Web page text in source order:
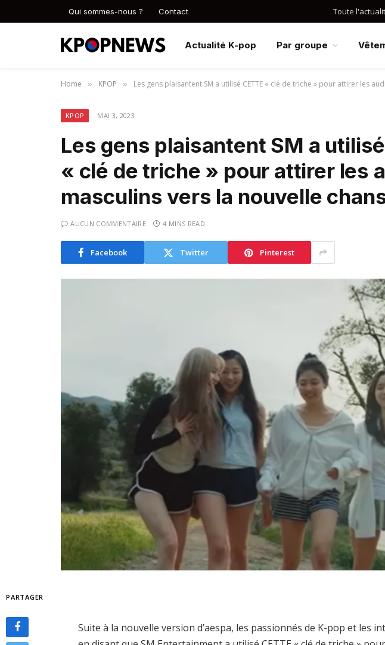
Qui sommes-nous ? Contact Toute
Actualité K-pop Par groupe
Home » KPOP » Les gens plaisantent SM a utilisé CETTE « clé de triche » pour attirer les
KPOP MAI 3, 2023
Les gens plaisantent SM a
« clé de triche » pour attirer les
masculins vers la nouvelle
AUCUN COMMENTAIRE 4 MINS READ
Facebook Twitter Pinterest
PARTAGER
Suite à la nouvelle version d’aespa, les passionnés de K-pop et les